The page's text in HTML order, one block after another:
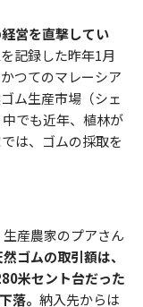
営を直撃してい
記録した昨年1月
つてのマレーシア
ム生産市場（シェ
でも近年、植林が
は、ゴムの採取を
産農家のプアさん
ゴムの取引額は、
米セント台だった
落。 納入先からは